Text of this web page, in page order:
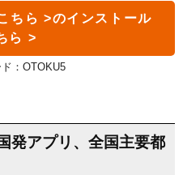
ちら >
：OTOKU5
発アプリ、全国主要都